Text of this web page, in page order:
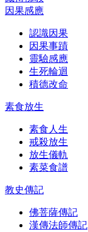
因果感應
認識因果
因果事蹟
靈驗感應
生死輪迴
積德改命
素食放生
素食人生
戒殺放生
放生儀軌
素菜食譜
教史傳記
佛菩薩傳記
漢傳法師傳記